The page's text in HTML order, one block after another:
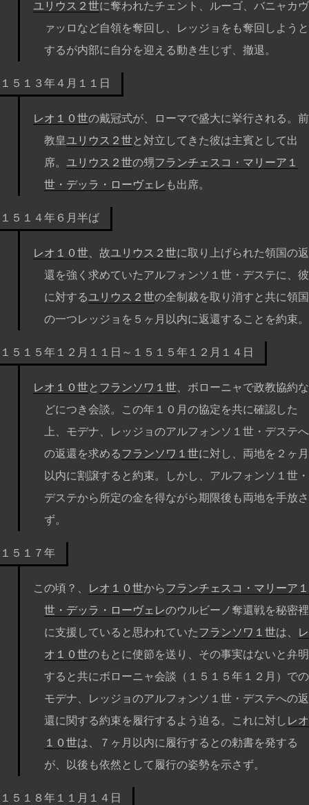
ユリウス２世に奪われたチェント、ルーゴ、バニャカヴ
ァッロなど自領を奪回し、レッジョをも奪回しようと
するが内部に自分を迎える動き生じず、撤退。
１５１３年４月１１日
レオ１０世の戴冠式が、ローマで盛大に挙行される。前
教皇ユリウス２世と対立してきた彼は主賓として出
席。 ユリウス２世の甥フランチェスコ・マリーア１
世・デッラ・ローヴェレ も出席。
１５１４年６月半ば
レオ１０世 、故ユリウス２世に取り上げられた領国の返
還を強く求めていたアルフォンソ１世・デステに、彼
に対するユリウス２世の全制裁を取り消すと共に領国
の一つレッジョを５ヶ月以内に返還することを約束。
１５１５年１２月１１日～１５１５年１２月１４日
レオ１０世と フランソワ１世 、ボローニャで政教協約な
どにつき会談。この年１０月の協定を共に確認した
上、モデナ、レッジョのアルフォンソ１世・デステへ
の返還を求めるフランソワ１世に対し、両地を２ヶ月
以内に割譲すると約束。しかし、アルフォンソ１世・
デステから所定の金を得ながら期限後も両地を手放さ
ず。
１５１７年
この頃？、 レオ１０世からフランチェスコ・マリーア１
世・デッラ・ローヴェレのウルビーノ奪還戦を秘密裡
に支援していると思われていたフランソワ１世は、
レ
オ１０世のもとに使節を送り、その事実はないと弁明
すると共にボローニャ会談（１５１５年１２月）での
モデナ、レッジョのアルフォンソ１世・デステへの返
還に関する約束を履行するよう迫る。これに対し レオ
１０世は、７ヶ月以内に履行するとの勅書を発する
が、以後も依然として履行の姿勢を示さず。
１５１８年１１月１４日